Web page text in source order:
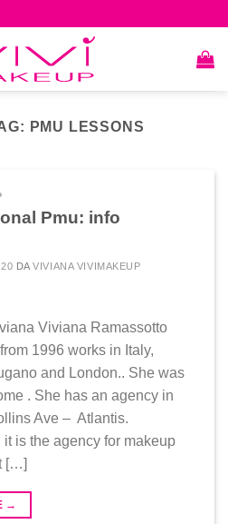
PMU LESSONS
Pmu: info
DAVIVIANA VIVIMAKEUP
Viviana Ramassotto
1996 works in Italy,
and London.. She was
. She has an agency in
Ave – Atlantis.
is the agency for makeup
[…]
→